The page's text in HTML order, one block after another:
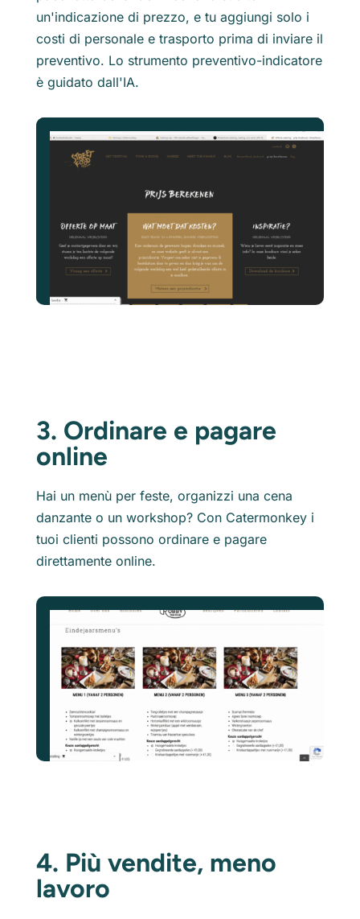
un'indicazione di prezzo, e tu aggiungi solo i
costi di personale e trasporto prima di inviare il
preventivo. Lo strumento preventivo-indicatore
è guidato dall'IA.
3. Ordinare e pagare
online
Hai un menù per feste, organizzi una cena
danzante o un workshop? Con Catermonkey i
tuoi clienti possono ordinare e pagare
direttamente online.
4. Più vendite, meno
lavoro